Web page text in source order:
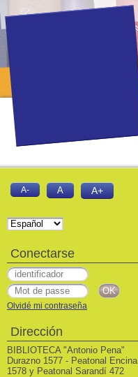
A- A A+
Conectarse
Olvidé mi contraseña
Dirección
BIBLIOTECA "Antonio Pena"
Durazno 1577 - Peatonal Encina
1578 y Peatonal Sarandí 472